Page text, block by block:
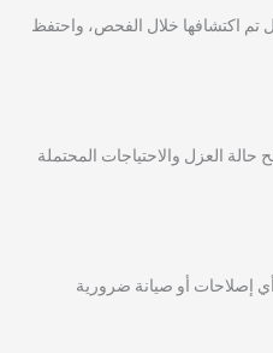
اكتشافها خلال الفحص، واحتفظ
العزل والاحتياجات المحتملة
إصلاحات أو صيانة ضرورية